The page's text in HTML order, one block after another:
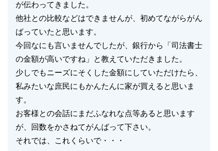
閉じる
が伝わってきました。
他社との比較などはできませんが、初めてながらがん
ばっていたと思います。
今回なにも言いませんでしたが、銀行から「司法書士
の金額が高いですね」と教えていただきました。
少しでもニーズにそくした金額にしていただけたら、
私みたいな庶民にもかんたんに家が買えると思いま
す。
お客様との会話にまだふなれな点等あると思います
が、回数をかさねてがんばって下さい。
それでは、これくらいで・・・